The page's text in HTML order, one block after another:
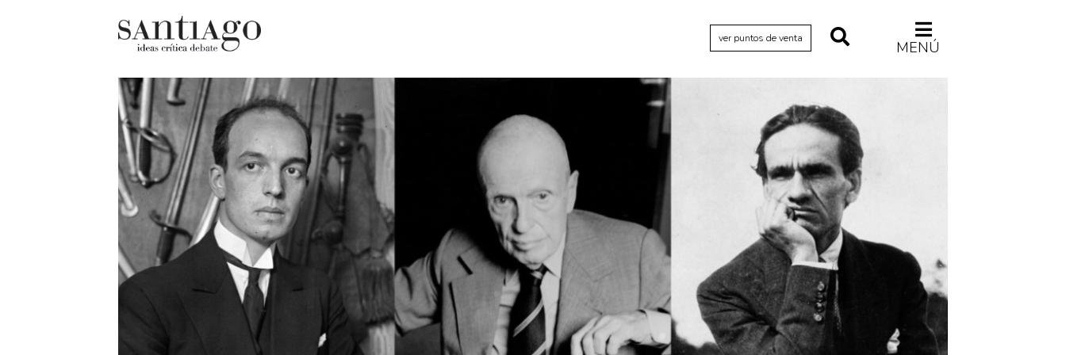
ver puntos de venta MENÚ
Actualidad
Archivo Cenfoto-UDP
Arquetipos de situación
Artes visuales
Ciencia
Cine y televisión
Cultura
Diccionario portátil de la literatura
chilena
Documentos
Fragmentos
Gran reserva
Historia material de los libros
Lagunas mentales
Libros usados
Literatura
Medioambiente
Narrativas visuales
Pensamiento
Pensamiento ilustrado
Personaje
Personajes secundarios
Relecturas
Sociedad
Turismo accidental
Vidas paralelas